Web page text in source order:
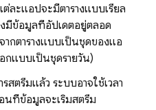
ละแอปจะมีตารางแบบเรียล
มีข้อมูลที่อัปเดตอยู่ตลอด
ากตารางแบบเป็นชุดของแอ
กแบบเป็นชุดรายวัน)
สตรีมแล้ว ระบบอาจใช้เวลา
นที่ข้อมูลจะเริ่มสตรีม